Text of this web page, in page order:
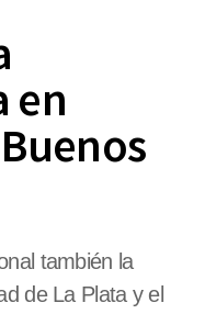
en
también la
de La Plata y el